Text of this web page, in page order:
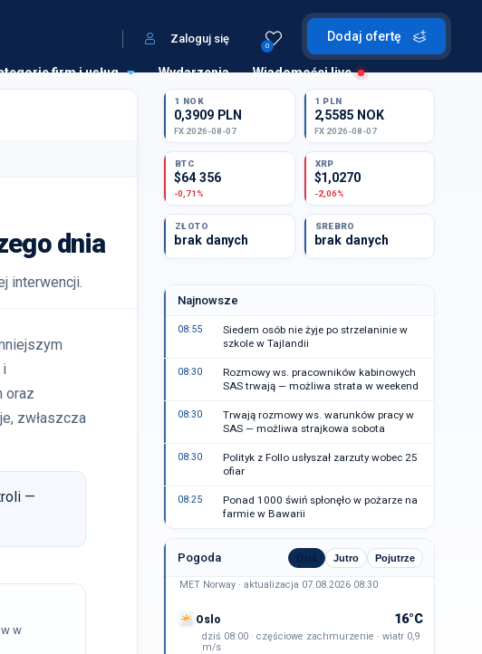
Dodaj ofertę
0
Zaloguj się
firm i usług Wydarzenia Wiadomości live
dnia
interwencji.
i
oraz
zwłaszcza
—
w
1 NOK
0,3909 PLN
FX 2026-08-07
1 PLN
2,5585 NOK
FX 2026-08-07
BTC
$64 356
-0,71%
XRP
$1,0270
-2,06%
ZŁOTO
brak danych
SREBRO
brak danych
Najnowsze
08:55
Siedem osób nie żyje po strzelaninie w
szkole w Tajlandii
08:30
Rozmowy ws. pracowników kabinowych
SAS trwają — możliwa strata w weekend
08:30
Trwają rozmowy ws. warunków pracy w
SAS — możliwa strajkowa sobota
08:30
Polityk z Follo usłyszał zarzuty wobec 25
ofiar
08:25
Ponad 1000 świń spłonęło w pożarze na
farmie w Bawarii
Pogoda Dziś Jutro Pojutrze
MET Norway · aktualizacja 07.08.2026 08:30
Oslo 16°C
dziś 08:00 · częściowe zachmurzenie · wiatr 0,9
m/s